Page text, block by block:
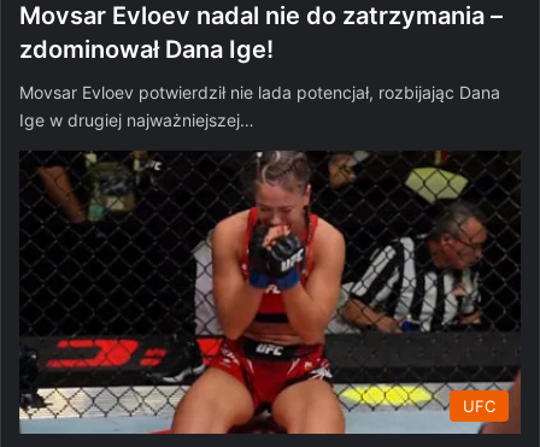
Movsar Evloev nadal nie do zatrzymania –
zdominował Dana Ige!
Movsar Evloev potwierdził nie lada potencjał, rozbijając Dana
Ige w drugiej najważniejszej…
UFC